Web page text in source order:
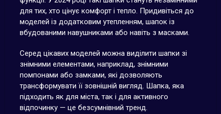
для тих, хто цінує комфорт і тепло. Придивіться до
моделей із додатковим утепленням, шапок із
вбудованими навушниками або навіть з масками.
Серед цікавих моделей можна виділити шапки зі
знімними елементами, наприклад, знімними
помпонами або замками, які дозволяють
трансформувати її зовнішній вигляд. Шапка, яка
підходить як для міста, так і для активного
відпочинку — це безсумнівний тренд.